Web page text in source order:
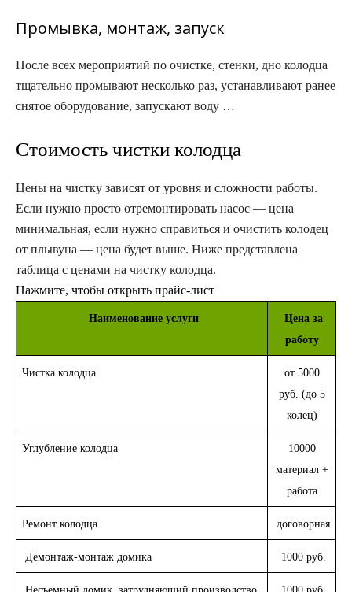
Промывка, монтаж, запуск
После всех мероприятий по очистке, стенки, дно колодца
тщательно промывают несколько раз, устанавливают ранее
снятое оборудование, запускают воду …
Стоимость чистки колодца​
Цены на чистку зависят от уровня и сложности работы.
Если нужно просто отремонтировать насос — цена
минимальная, если нужно справиться и очистить колодец
от плывуна — цена будет выше. Ниже представлена
таблица с ценами на чистку колодца.
Нажмите, чтобы открыть прайс-лист
Наименование услуги
Цена за
работу
Чистка колодца
от 5000
руб. (до 5
колец)
Углубление колодца
10000
материал +
работа
Ремонт колодца договорная
Демонтаж-монтаж домика 1000 руб.